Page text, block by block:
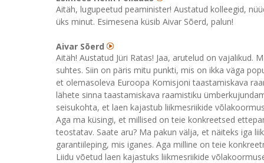
Aitäh, lugupeetud peaminister! Austatud kolleegid,
üks minut. Esimesena küsib Aivar Sõerd, palun!
Aivar Sõerd
Aitäh! Austatud Jüri Ratas! Jaa, arutelud on vajalikud.
suhtes. Siin on päris mitu punkti, mis on ikka väga
et olemasoleva Euroopa Komisjoni taastamiskava
lähete sinna taastamiskava raamistiku
seisukohta, et laen kajastub liikmesriikide
Aga ma küsingi, et millised on teie konkreetsed
teostatav. Saate aru? Ma pakun välja, et näiteks iga
garantiileping, mis iganes. Aga milline on teie
Liidu võetud laen kajastuks liikmesriikide